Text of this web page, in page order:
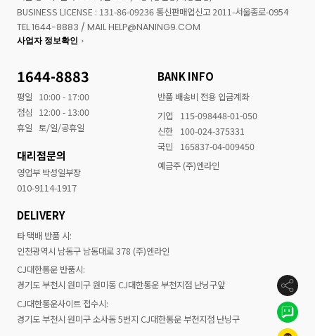
BUSINESS LICENSE : 131-86-09236 통신판매업신고 2011-서울종로-0954
TEL 1644-8883 / MAIL HELP@NANING9.COM
사업자 정보확인
1644-8883
평일
10:00 - 17:00
점심
12:00 - 13:00
휴일 토/일/공휴일
대리점문의
영업부 박성일부장
010-9114-1917
BANK INFO
반품 배송비 전용 입금계좌
기업
115-098448-01-050
신한
100-024-375331
국민
165837-04-009450
예금주 (주)엔라인
DELIVERY
타 택배 반품 시:
인천광역시 남동구 남동대로 378 (주)엔라인
CJ대한통운 반품시:
경기도 부천시 원미구 원미동 CJ대한통운 부천지점 난닝구앞
CJ대한통운사이트 접수시:
경기도 부천시 원미구 소사동 5번지 CJ대한통운 부천지점 난닝구